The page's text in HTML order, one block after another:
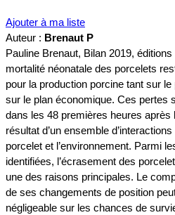
Ajouter à ma liste
Auteur : Brenaut P
Pauline Brenaut, Bilan 2019,
mortalité néonatale des porcelets
pour la production porcine tant sur
sur le plan économique. Ces pertes
dans les 48 premières heures
résultat d’un ensemble
porcelet et l’environnement. Parmi
identifiées, l’écrasement des
une des raisons principales. Le
de ses changements de position
négligeable sur les chances de